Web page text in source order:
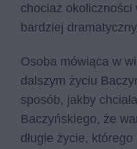
chociaż
bardziej
Osoba mówiąca w
dalszym życiu
sposób, jakby
Baczyńskiego, że
długie życie,